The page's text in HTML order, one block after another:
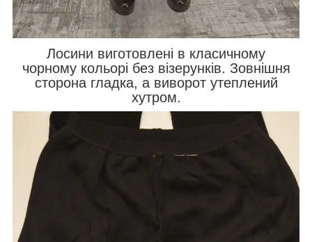
Лосини виготовлені в класичному
чорному кольорі без візерунків. Зовнішня
сторона гладка, а виворот утеплений
хутром.